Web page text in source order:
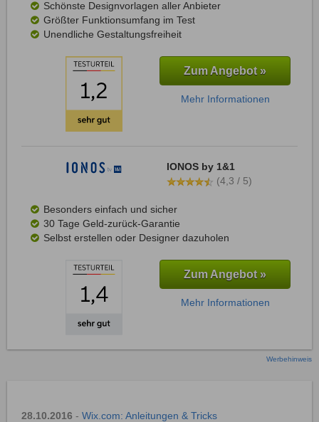
Schönste Designvorlagen aller Anbieter
Größter Funktionsumfang im Test
Unendliche Gestaltungsfreiheit
Zum Angebot »
Mehr Informationen
IONOS by 1&1
(4,3 / 5)
Besonders einfach und sicher
30 Tage Geld-zurück-Garantie
Selbst erstellen oder Designer dazuholen
Zum Angebot »
Mehr Informationen
Werbehinweis
28.10.2016 - Wix.com: Anleitungen & Tricks